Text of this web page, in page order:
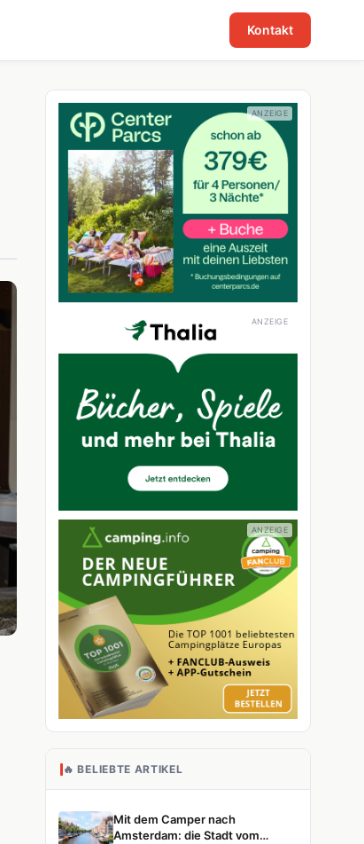
Kontakt
🔥 BELIEBTE ARTIKEL
Mit dem Camper nach
Amsterdam: die Stadt vom